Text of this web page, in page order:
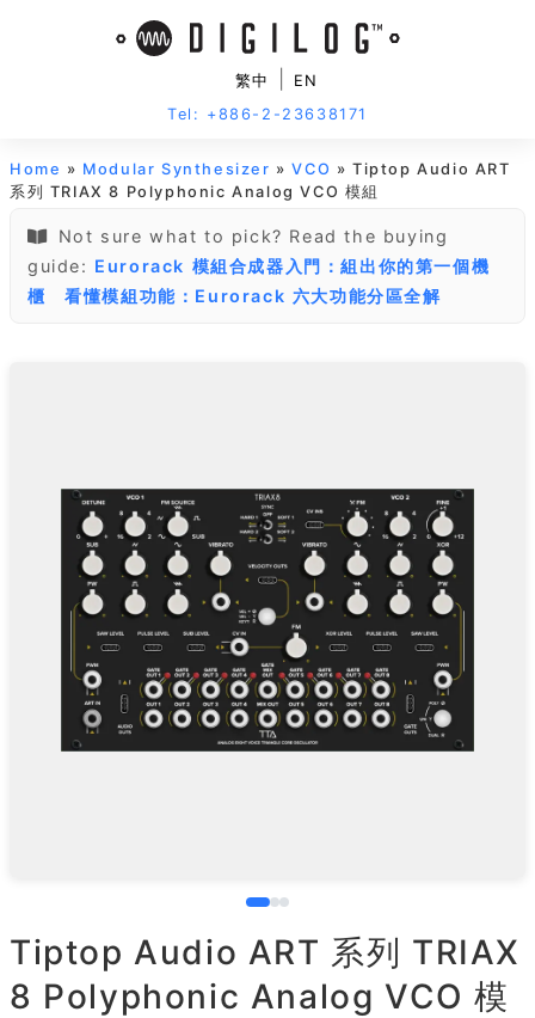
繁中
EN
Tel: +886-2-23638171
Home » Modular Synthesizer »VCO » Tiptop Audio ART
系列 TRIAX 8 Polyphonic Analog VCO 模組
Not sure what to pick? Read the buying
guide: Eurorack 模組合成器入門：組出你的第一個機
櫃
看懂模組功能：Eurorack 六大功能分區全解
Tiptop Audio ART 系列 TRIAX
8 Polyphonic Analog VCO 模